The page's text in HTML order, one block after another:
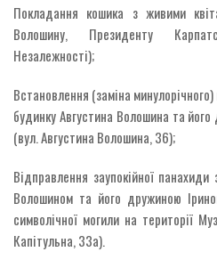
Покладання кошика з живими
Волошину, Президенту
Незалежності);
Встановлення (заміна
будинку Августина Волошина та
(вул. Августина Волошина, 36);
Відправлення заупокійної
Волошином та його дружиною
символічної могили на території
Капітульна, 33а).